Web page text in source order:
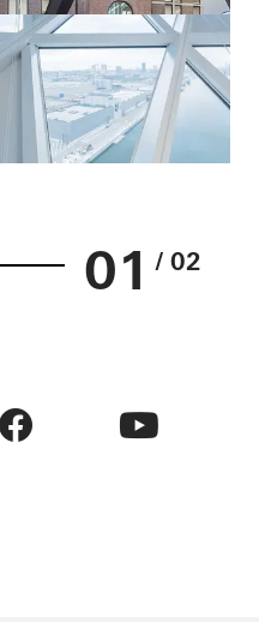
01 / 02